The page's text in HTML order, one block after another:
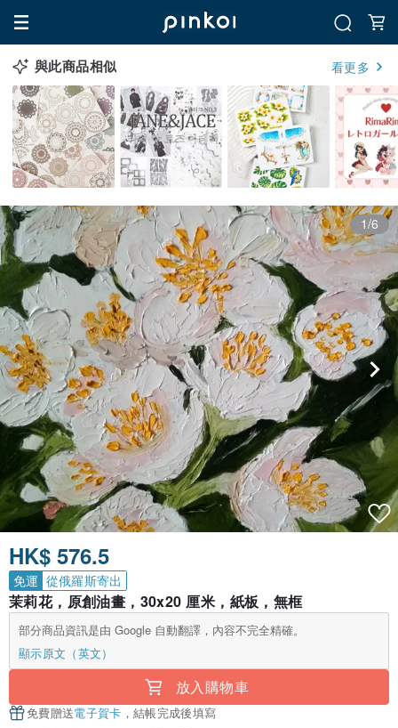
與此商品相似 看更多
1/6
HK$ 576.5
免運 從俄羅斯寄出
茉莉花，原創油畫，30x20 厘米，紙板，無框
部分商品資訊是由 Google 自動翻譯，內容不完全精確。
顯示原文（英文）
放入購物車
免費贈送電子賀卡 ，結帳完成後填寫